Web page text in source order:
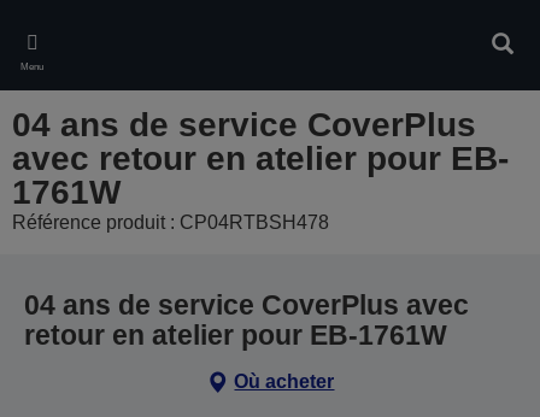
main
content
Menu
04 ans de service CoverPlus
avec retour en atelier pour EB-
1761W
Référence produit : CP04RTBSH478
04 ans de service CoverPlus avec
retour en atelier pour EB-1761W
Où acheter